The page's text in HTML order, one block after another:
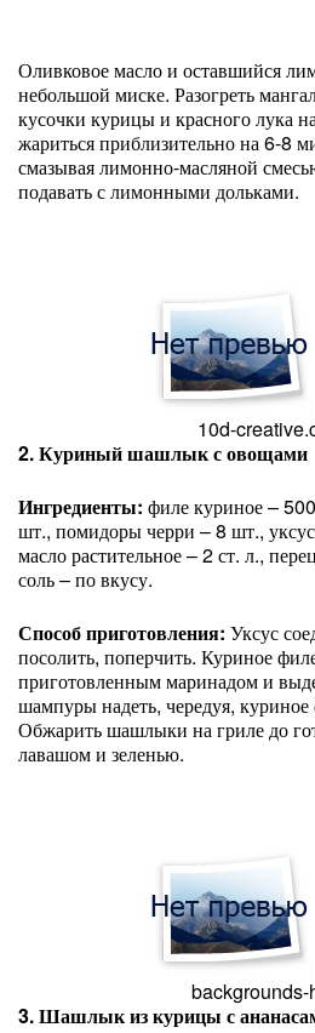
Оливковое масло и оставшийся
небольшой миске. Разогреть
кусочки курицы и красного лука
жариться приблизительно на 6-8
смазывая лимонно-масляной
подавать с лимонными дольками.
10d-
2. Куриный шашлык с овощами
Ингредиенты: филе куриное –
шт., помидоры черри – 8 шт.,
масло растительное – 2 ст. л.,
соль – по вкусу.
Способ приготовления: Уксус
посолить, поперчить. Куриное
приготовленным маринадом и
шампуры надеть, чередуя,
Обжарить шашлыки на гриле до
лавашом и зеленью.
backgrounds-
3. Шашлык из курицы с